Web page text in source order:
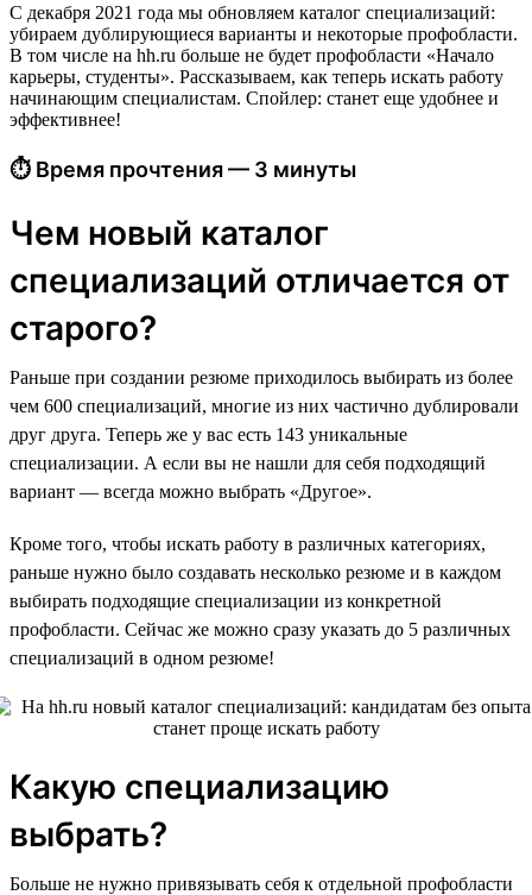
С декабря 2021 года мы обновляем каталог специализаций:
убираем дублирующиеся варианты и некоторые профобласти.
В том числе на hh.ru больше не будет профобласти «Начало
карьеры, студенты». Рассказываем, как теперь искать работу
начинающим специалистам. Спойлер: станет еще удобнее и
эффективнее!
⏱ Время прочтения — 3 минуты
Чем новый каталог
специализаций отличается от
старого?
Раньше при создании резюме приходилось выбирать из более
чем 600 специализаций, многие из них частично дублировали
друг друга. Теперь же у вас есть 143 уникальные
специализации. А если вы не нашли для себя подходящий
вариант — всегда можно выбрать «Другое».
Кроме того, чтобы искать работу в различных категориях,
раньше нужно было создавать несколько резюме и в каждом
выбирать подходящие специализации из конкретной
профобласти. Сейчас же можно сразу указать до 5 различных
специализаций в одном резюме!
Какую специализацию
выбрать?
Больше не нужно привязывать себя к отдельной профобласти